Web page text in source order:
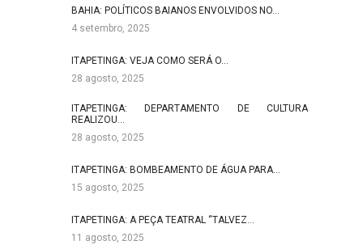
BAHIA: POLÍTICOS BAIANOS ENVOLVIDOS NO…
4 setembro, 2025
ITAPETINGA: VEJA COMO SERÁ O…
28 agosto, 2025
ITAPETINGA: DEPARTAMENTO DE CULTURA
REALIZOU…
28 agosto, 2025
ITAPETINGA: BOMBEAMENTO DE ÁGUA PARA…
15 agosto, 2025
ITAPETINGA: A PEÇA TEATRAL “TALVEZ…
11 agosto, 2025